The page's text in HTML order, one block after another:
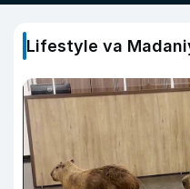
Lifestyle va